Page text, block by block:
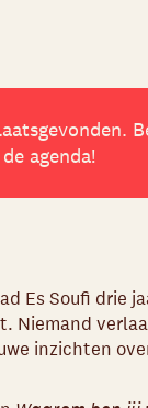
agenda!
Es Soufi drie
Niemand
inzichten